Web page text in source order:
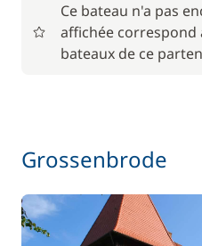
Ce bateau n'a pas
affichée correspond
bateaux de ce
Grossenbrode